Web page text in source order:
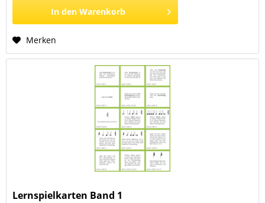
In den Warenkorb
Merken
Lernspielkarten Band 1